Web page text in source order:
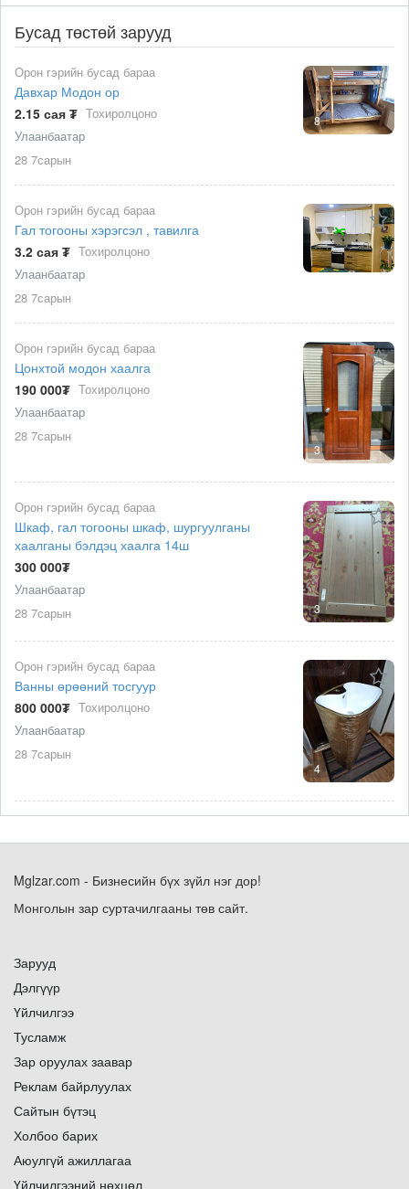
Бусад төстөй зарууд
8
Орон гэрийн бусад бараа
Давхар Модон ор
2.15 сая ₮ Тохиролцоно
Улаанбаатар
28 7сарын
Орон гэрийн бусад бараа
Гал тогооны хэрэгсэл , тавилга
3.2 сая ₮ Тохиролцоно
Улаанбаатар
28 7сарын
3
Орон гэрийн бусад бараа
Цонхтой модон хаалга
190 000₮ Тохиролцоно
Улаанбаатар
28 7сарын
3
Орон гэрийн бусад бараа
Шкаф, гал тогооны шкаф, шургуулганы
хаалганы бэлдэц хаалга 14ш
300 000₮
Улаанбаатар
28 7сарын
4
Орон гэрийн бусад бараа
Ванны өрөөний тосгуур
800 000₮ Тохиролцоно
Улаанбаатар
28 7сарын
Mglzar.com - Бизнесийн бүх зүйл нэг дор!
Монголын зар суртачилгааны төв сайт.
Зарууд
Дэлгүүр
Үйлчилгээ
Тусламж
Зар оруулах заавар
Реклам байрлуулах
Сайтын бүтэц
Холбоо барих
Аюулгүй ажиллагаа
Үйлчилгээний нөхцөл